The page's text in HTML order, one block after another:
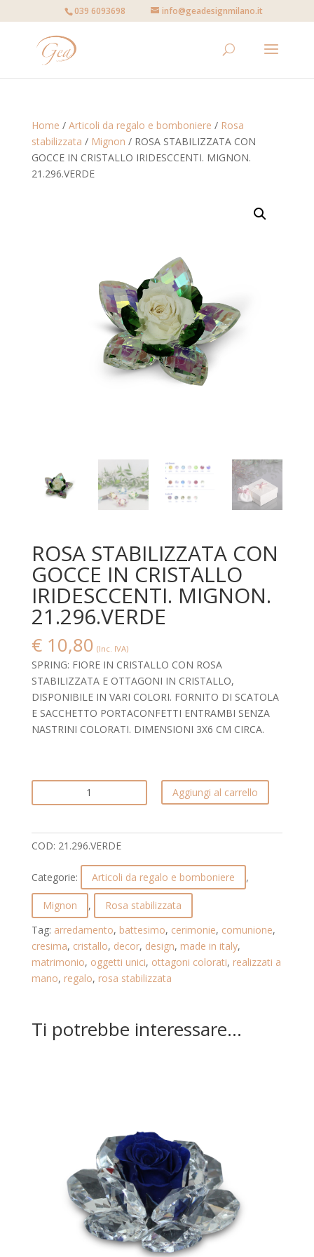
039 6093698 info@geadesignmilano.it
Home / Articoli da regalo e bomboniere / Rosa
stabilizzata / Mignon / ROSA STABILIZZATA CON
GOCCE IN CRISTALLO IRIDESCCENTI. MIGNON.
21.296.VERDE
ROSA STABILIZZATA CON
GOCCE IN CRISTALLO
IRIDESCCENTI. MIGNON.
21.296.VERDE
€10,80 (Inc. IVA)
SPRING: FIORE IN CRISTALLO CON ROSA
STABILIZZATA E OTTAGONI IN CRISTALLO,
DISPONIBILE IN VARI COLORI. FORNITO DI SCATOLA
E SACCHETTO PORTACONFETTI ENTRAMBI SENZA
NASTRINI COLORATI. DIMENSIONI 3X6 CM CIRCA.
STABILIZZATA
GOCCE
IN
CRISTALLO
IRIDESCCENTI.
MIGNON.
21.296.VERDE
quantità
Aggiungi al carrello
COD: 21.296.VERDE
Categorie: Articoli da regalo e bomboniere ,
Mignon ,
Rosa stabilizzata
Tag: arredamento, battesimo, cerimonie, comunione,
cresima, cristallo, decor, design, made in italy,
matrimonio, oggetti unici, ottagoni colorati, realizzati a
mano, regalo, rosa stabilizzata
Ti potrebbe interessare…